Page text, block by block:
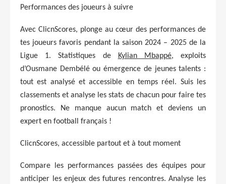
Performances des joueurs à suivre
Avec ClicnScores, plonge au cœur des performances de
tes joueurs favoris pendant la saison 2024 – 2025 de la
Ligue 1. Statistiques de Kylian Mbappé, exploits
d’Ousmane Dembélé ou émergence de jeunes talents :
tout est analysé et accessible en temps réel. Suis les
classements et analyse les stats de chacun pour faire tes
pronostics. Ne manque aucun match et deviens un
expert en football français !
ClicnScores, accessible partout et à tout moment
Compare les performances passées des équipes pour
anticiper les enjeux des futures rencontres. Analyse les